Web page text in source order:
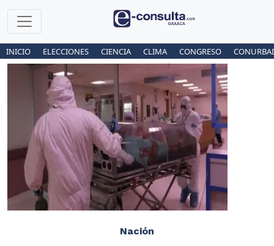
INICIO ELECCIONES CIENCIA CLIMA CONGRESO
Nación